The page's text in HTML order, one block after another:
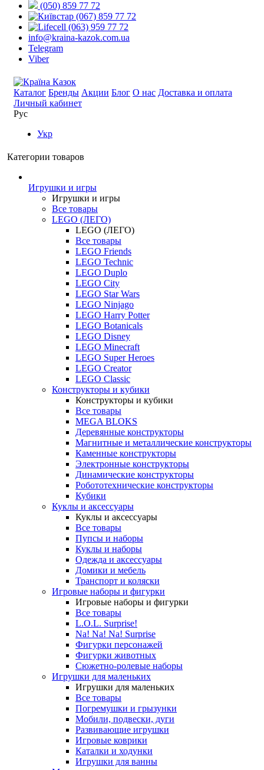
(050) 859 77 72
(067) 859 77 72
(063) 959 77 72
info@kraina-kazok.com.ua
Telegram
Viber
Каталог Бренды Акции Блог О нас Доставка и оплата
Личный кабинет
Рус
Укр
Категории товаров
Игрушки и игры
Игрушки и игры
Все товары
LEGO (ЛЕГО)
LEGO (ЛЕГО)
Все товары
LEGO Friends
LEGO Technic
LEGO Duplo
LEGO City
LEGO Star Wars
LEGO Ninjago
LEGO Harry Potter
LEGO Botanicals
LEGO Disney
LEGO Minecraft
LEGO Super Heroes
LEGO Creator
LEGO Classic
Конструкторы и кубики
Конструкторы и кубики
Все товары
MEGA BLOKS
Деревянные конструкторы
Магнитные и металлические конструкторы
Каменные конструкторы
Электронные конструкторы
Динамические конструкторы
Робототехнические конструкторы
Кубики
Куклы и аксессуары
Куклы и аксессуары
Все товары
Пупсы и наборы
Куклы и наборы
Одежда и аксессуары
Домики и мебель
Транспорт и коляски
Игровые наборы и фигурки
Игровые наборы и фигурки
Все товары
L.O.L. Surprise!
Na! Na! Na! Surprise
Фигурки персонажей
Фигурки животных
Сюжетно-ролевые наборы
Игрушки для маленьких
Игрушки для маленьких
Все товары
Погремушки и грызунки
Мобили, подвески, дуги
Развивающие игрушки
Игровые коврики
Каталки и ходунки
Игрушки для ванны